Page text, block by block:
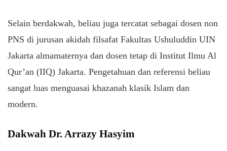
Selain berdakwah, beliau juga tercatat sebagai dosen non
PNS di jurusan akidah filsafat Fakultas Ushuluddin UIN
Jakarta almamaternya dan dosen tetap di Institut Ilmu Al
Qur’an (IIQ) Jakarta. Pengetahuan dan referensi beliau
sangat luas menguasai khazanah klasik Islam dan
modern.
Dakwah Dr. Arrazy Hasyim